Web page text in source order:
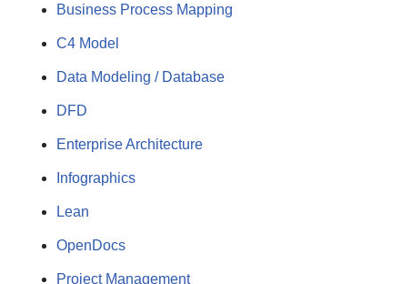
Business Process Mapping
C4 Model
Data Modeling / Database
DFD
Enterprise Architecture
Infographics
Lean
OpenDocs
Project Management